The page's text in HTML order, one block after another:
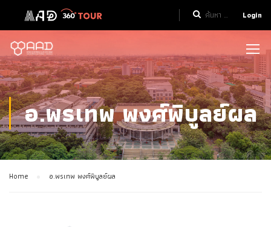
Login
อ.พรเทพ พงศ์พิบูลย์ผล
Home อ.พรเทพ พงศ์พิบูลย์ผล